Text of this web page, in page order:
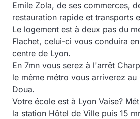
Emile Zola, de ses commerces,
restauration rapide et transports
Le logement est à deux pas du
Flachet, celui-ci vous conduira
centre de Lyon.
En 7mn vous serez à l'arrêt
le même métro vous arriverez au
Doua.
Votre école est à Lyon Vaise?
la station Hôtel de Ville puis 15